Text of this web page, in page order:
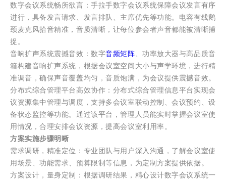
数字会议系统畅所欲言：手拉手数字会议系统保障会议发言有序
进行，具备发言请求、发言排队、主席优先等功能。电容有线鹅
颈麦克风拾音精准，音质清晰，让每位参会者声音都能被清晰捕
捉。
音响扩声系统震撼音效：数字音频矩阵、功率放大器与高品质音
箱构建音响扩声系统，根据会议室空间大小与声学环境，进行精
准调音，确保声音覆盖均匀，音质饱满，为会议提供震撼音效。
分布式综合管理平台高效协作：分布式综合管理信息平台实现会
议资源集中管理与调度，支持多会议室联动控制、会议预约、设
备状态监控等功能。通过该平台，管理人员能实时掌握会议室使
用情况，合理安排会议资源，提高会议室利用率。
方案实施步骤明晰
需求调研，精准定位：专业团队与用户深入沟通，了解会议室使
用场景、功能需求、预算限制等信息，为定制方案提供依据。
方案设计，量身定制：根据调研结果，精心设计数字会议系统一